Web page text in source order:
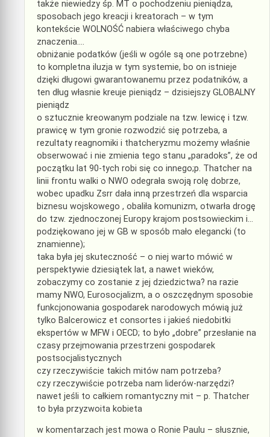
także niewiedzy śp. MT o pochodzeniu pieniądza,
sposobach jego kreacji i kreatorach – w tym
kontekście WOLNOŚĆ nabiera właściwego chyba
znaczenia….
obniżanie podatków (jeśli w ogóle są one potrzebne)
to kompletna iluzja w tym systemie, bo on istnieje
dzięki długowi gwarantowanemu przez podatników, a
ten dług własnie kreuje pieniądz – dzisiejszy GLOBALNY
pieniądz
o sztucznie kreowanym podziale na tzw. lewicę i tzw.
prawicę w tym gronie rozwodzić się potrzeba, a
rezultaty reagnomiki i thatcheryzmu możemy właśnie
obserwować i nie zmienia tego stanu „paradoks”, że od
początku lat 90-tych robi się co innego;p. Thatcher na
linii frontu walki o NWO odegrała swoją rolę dobrze,
wobec upadku Zsrr dała inną przestrzeń dla wsparcia
biznesu wojskowego , obaliła komunizm, otwarła drogę
do tzw. zjednoczonej Europy krajom postsowieckim i…
podziękowano jej w GB w sposób mało elegancki (to
znamienne);
taka była jej skuteczność – o niej warto mówić w
perspektywie dziesiątek lat, a nawet wieków,
zobaczymy co zostanie z jej dziedzictwa? na razie
mamy NWO, Eurosocjalizm, a o oszczędnym sposobie
funkcjonowania gospodarek narodowych mówią już
tylko Balcerowicz et consortes i jakieś niedobitki
ekspertów w MFW i OECD; to było „dobre” przesłanie na
czasy przejmowania przestrzeni gospodarek
postsocjalistycznych
czy rzeczywiście takich mitów nam potrzeba?
czy rzeczywiście potrzeba nam liderów-narzędzi?
nawet jeśli to całkiem romantyczny mit – p. Thatcher
to była przyzwoita kobieta
w komentarzach jest mowa o Ronie Paulu – słusznie,